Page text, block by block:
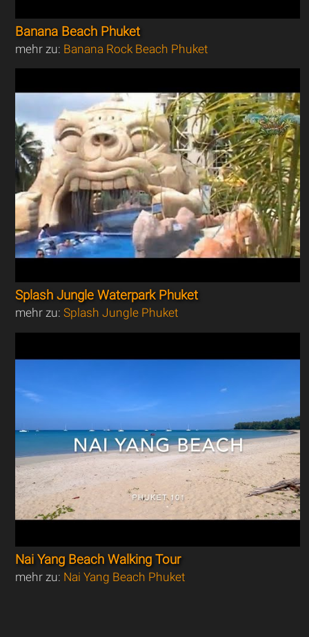
Banana Beach Phuket
mehr zu: Banana Rock Beach Phuket
Splash Jungle Waterpark Phuket
mehr zu:Splash Jungle Phuket
Nai Yang Beach Walking Tour
mehr zu: Nai Yang Beach Phuket